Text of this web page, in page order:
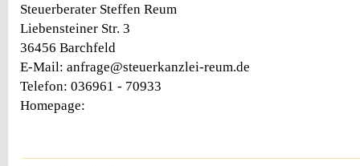
Steuerberater Steffen Reum
Liebensteiner Str. 3
36456 Barchfeld
E-Mail: anfrage@steuerkanzlei-reum.de
Telefon: 036961 - 70933
Homepage: